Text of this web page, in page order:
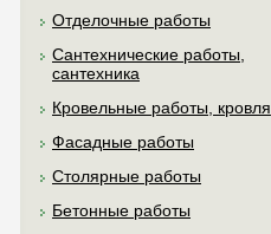
Отделочные работы
Сантехнические работы,
сантехника
Кровельные работы, кровля
Фасадные работы
Столярные работы
Бетонные работы